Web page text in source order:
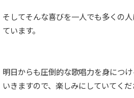
そしてそんな喜びを一人でも多くの
ています。
明日からも圧倒的な歌唱力を身につ
いきますので、楽しみにしていてくだ